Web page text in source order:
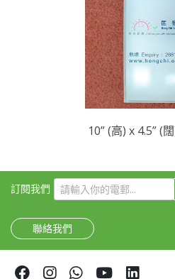
10” (高) x 4.5” (
訂閱我們
聯絡我們